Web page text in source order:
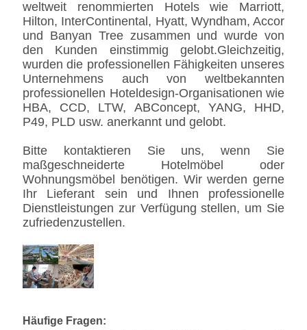
weltweit renommierten Hotels wie Marriott,
Hilton, InterContinental, Hyatt, Wyndham, Accor
und Banyan Tree zusammen und wurde von
den Kunden einstimmig gelobt.Gleichzeitig,
wurden die professionellen Fähigkeiten unseres
Unternehmens auch von weltbekannten
professionellen Hoteldesign-Organisationen wie
HBA, CCD, LTW, ABConcept, YANG, HHD,
P49, PLD usw. anerkannt und gelobt.
Bitte kontaktieren Sie uns, wenn Sie
maßgeschneiderte Hotelmöbel oder
Wohnungsmöbel benötigen. Wir werden gerne
Ihr Lieferant sein und Ihnen professionelle
Dienstleistungen zur Verfügung stellen, um Sie
zufriedenzustellen.
Häufige Fragen: